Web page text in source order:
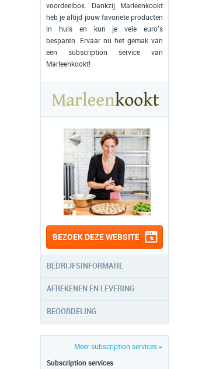
voordeelbox. Dankzij Marleenkookt
heb je altijd jouw favoriete producten
in huis en kun je vele euro's
besparen. Ervaar nu het gemak van
een subscription service van
Marleenkookt!
BEZOEK DEZE WEBSITE
BEDRIJFSINFORMATIE
AFREKENEN EN LEVERING
BEOORDELING
Meer subscription services »
Subscription services